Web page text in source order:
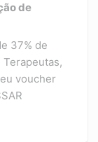
de
37% de
voucher